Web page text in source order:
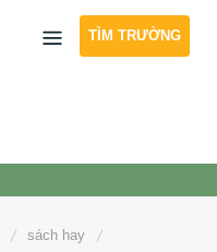
TÌM TRƯỜNG
sách hay